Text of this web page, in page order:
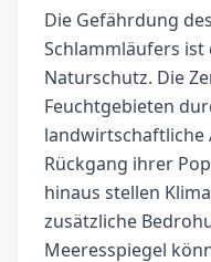
Die Gefährdung
Schlammläufers ist
Naturschutz. Die
Feuchtgebieten
landwirtschaftliche
Rückgang ihrer
hinaus stellen
zusätzliche
Meeresspiegel